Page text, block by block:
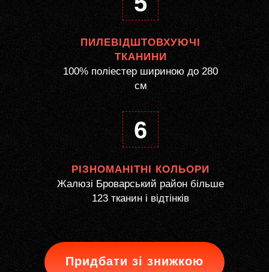
ПИЛЕВІДШТОВХУЮЧІ
ТКАНИНИ
100% поліестер шириною до 280
см
6
РІЗНОМАНІТНІ КОЛЬОРИ
Жалюзі Броварський район більше
123 тканин і відтінків
Придбати зі знижкою